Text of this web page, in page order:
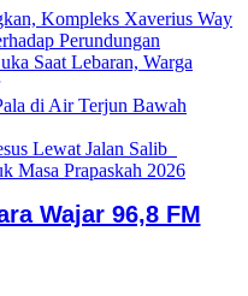
Kompleks Xaverius Way
Perundungan
Saat Lebaran, Warga
di Air Terjun Bawah
Lewat Jalan Salib
Masa Prapaskah 2026
Wajar 96,8 FM